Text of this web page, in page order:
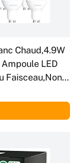
Chaud,4.9W
LED
Faisceau,Non-